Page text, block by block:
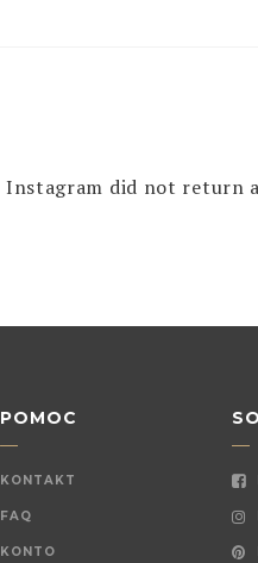
Instagram did not return
POMOC
KONTAKT
FAQ
KONTO